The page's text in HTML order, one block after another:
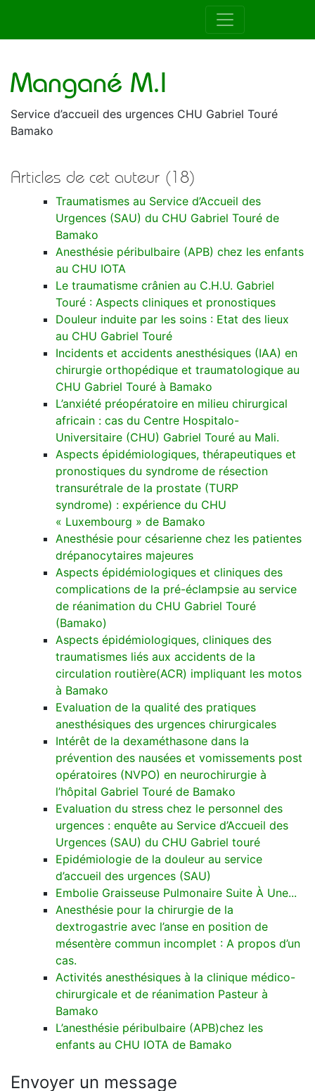
Mangané M.I
Service d’accueil des urgences CHU Gabriel Touré
Bamako
Articles de cet auteur (18)
Traumatismes au Service d’Accueil des
Urgences (SAU) du CHU Gabriel Touré de
Bamako
Anesthésie péribulbaire (APB) chez les enfants
au CHU IOTA
Le traumatisme crânien au C.H.U. Gabriel
Touré : Aspects cliniques et pronostiques
Douleur induite par les soins : Etat des lieux
au CHU Gabriel Touré
Incidents et accidents anesthésiques (IAA) en
chirurgie orthopédique et traumatologique au
CHU Gabriel Touré à Bamako
L’anxiété préopératoire en milieu chirurgical
africain : cas du Centre Hospitalo-
Universitaire (CHU) Gabriel Touré au Mali.
Aspects épidémiologiques, thérapeutiques et
pronostiques du syndrome de résection
transurétrale de la prostate (TURP
syndrome) : expérience du CHU
« Luxembourg » de Bamako
Anesthésie pour césarienne chez les patientes
drépanocytaires majeures
Aspects épidémiologiques et cliniques des
complications de la pré-éclampsie au service
de réanimation du CHU Gabriel Touré
(Bamako)
Aspects épidémiologiques, cliniques des
traumatismes liés aux accidents de la
circulation routière(ACR) impliquant les motos
à Bamako
Evaluation de la qualité des pratiques
anesthésiques des urgences chirurgicales
Intérêt de la dexaméthasone dans la
prévention des nausées et vomissements post
opératoires (NVPO) en neurochirurgie à
l’hôpital Gabriel Touré de Bamako
Evaluation du stress chez le personnel des
urgences : enquête au Service d’Accueil des
Urgences (SAU) du CHU Gabriel touré
Epidémiologie de la douleur au service
d’accueil des urgences (SAU)
Embolie Graisseuse Pulmonaire Suite À Une...
Anesthésie pour la chirurgie de la
dextrogastrie avec l’anse en position de
mésentère commun incomplet : A propos d’un
cas.
Activités anesthésiques à la clinique médico-
chirurgicale et de réanimation Pasteur à
Bamako
L’anesthésie péribulbaire (APB)chez les
enfants au CHU IOTA de Bamako
Envoyer un message